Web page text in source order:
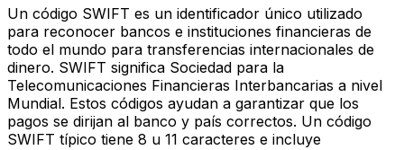
Un código SWIFT es un identificador único utilizado
para reconocer bancos e instituciones financieras de
todo el mundo para transferencias internacionales de
dinero. SWIFT significa Sociedad para la
Telecomunicaciones Financieras Interbancarias a nivel
Mundial. Estos códigos ayudan a garantizar que los
pagos se dirijan al banco y país correctos. Un código
SWIFT típico tiene 8 u 11 caracteres e incluye